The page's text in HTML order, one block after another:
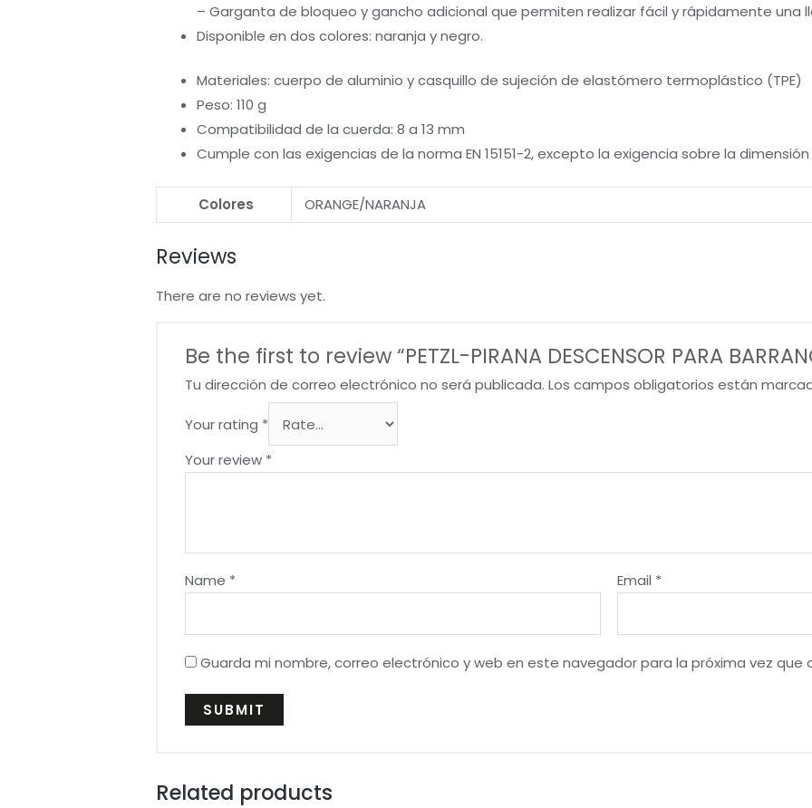
– Garganta de bloqueo y gancho adicional que permiten realizar fácil y rápidamente una
Disponible en dos colores: naranja y negro.
Materiales: cuerpo de aluminio y casquillo de sujeción de elastómero termoplástico (TPE)
Peso: 110 g
Compatibilidad de la cuerda: 8 a 13 mm
Cumple con las exigencias de la norma EN 15151-2, excepto la exigencia sobre la
Colores ORANGE/NARANJA
Reviews
There are no reviews yet.
Be the first to review “PETZL-PIRANA DESCENSOR PARA
Tu dirección de correo electrónico no será publicada. Los campos obligatorios están
Your rating *
Your review *
Name * Email *
Guarda mi nombre, correo electrónico y web en este navegador para la próxima vez que
Related products